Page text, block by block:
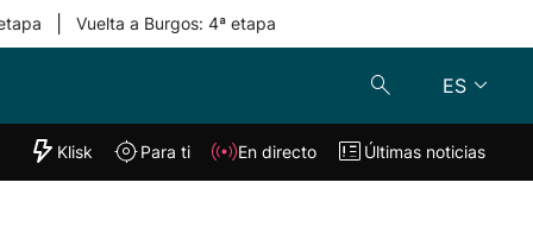
Vuelta a Burgos: 4ª etapa
ES
"Helmuga"
Klisk En directo
Klisk Para ti En directo Últimas noticias